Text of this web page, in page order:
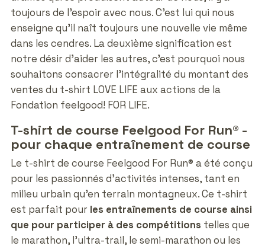
toujours de l'espoir avec nous. C'est lui qui nous
enseigne qu'il naît toujours une nouvelle vie même
dans les cendres. La deuxième signification est
notre désir d'aider les autres, c'est pourquoi nous
souhaitons consacrer l'intégralité du montant des
ventes du t-shirt LOVE LIFE aux actions de la
Fondation feelgood! FOR LIFE.
T-shirt de course Feelgood For Run® -
pour chaque entraînement de course
Le t-shirt de course Feelgood For Run® a été conçu
pour les passionnés d'activités intenses, tant en
milieu urbain qu'en terrain montagneux. Ce t-shirt
est parfait pour les entraînements de course ainsi
que pour participer à des compétitions telles que
le marathon, l'ultra-trail, le semi-marathon ou les